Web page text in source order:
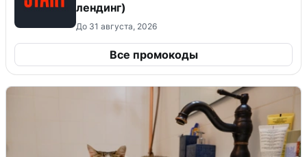
лендинг)
До 31 августа, 2026
Все промокоды